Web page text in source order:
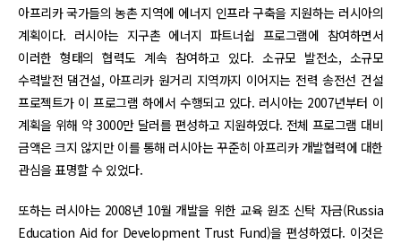
아프리카 국가들의 농촌 지역에 에너지 인프라 구축을 지원하는 러시아의
계획이다. 러시아는 지구촌 에너지 파트너쉽 프로그램에 참여하면서
이러한 형태의 협력도 계속 참여하고 있다. 소규모 발전소, 소규모
수력발전 댐건설, 아프리카 원거리 지역까지 이어지는 전력 송전선 건설
프로젝트가 이 프로그램 하에서 수행되고 있다. 러시아는 2007년부터 이
계획을 위해 약 3000만 달러를 편성하고 지원하였다. 전체 프로그램 대비
금액은 크지 않지만 이를 통해 러시아는 꾸준히 아프리카 개발협력에 대한
관심을 표명할 수 있었다.
또하는 러시아는 2008년 10월 개발을 위한 교육 원조 신탁 자금(Russia
Education Aid for Development Trust Fund)을 편성하였다. 이것은